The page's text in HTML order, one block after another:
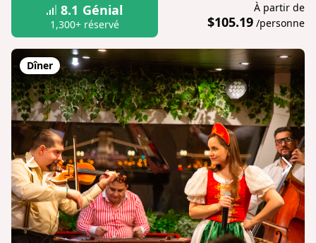
8.1 Génial
1,300+ réservé
À partir de
$105.19 /personne
Dîner